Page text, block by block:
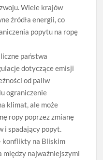
Wiele krajów
źródła energii, co
popytu na ropę
państwa
dotyczące emisji
od paliw
ograniczenie
klimat, ale może
ropy poprzez zmianę
i spadający popyt.
konflikty na Bliskim
między najważniejszymi